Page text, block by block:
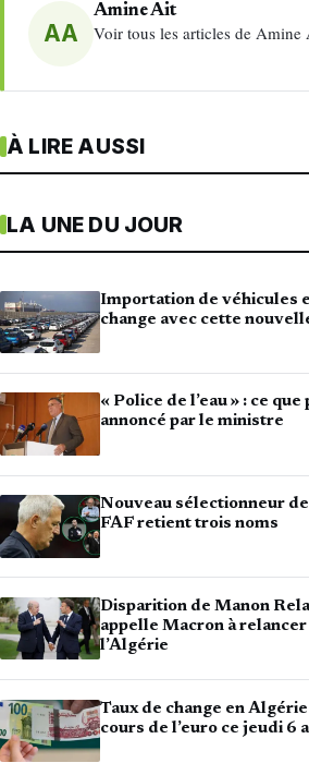
AA
Amine Ait
Voir tous les articles de
À LIRE AUSSI
LA UNE DU JOUR
Importation de véhicules
change avec cette
« Police de l’eau » : ce
annoncé par le ministre
Nouveau sélectionneur de
FAF retient trois noms
Disparition de Manon
appelle Macron à
l’Algérie
Taux de change en
cours de l’euro ce jeudi 6